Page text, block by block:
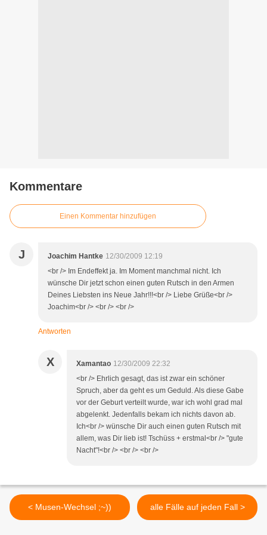
Kommentare
Einen Kommentar hinzufügen
J Joachim Hantke 12/30/2009 12:19
<br /> Im Endeffekt ja. Im Moment manchmal nicht. Ich
wünsche Dir jetzt schon einen guten Rutsch in den Armen
Deines Liebsten ins Neue Jahr!!!<br /> Liebe Grüße<br />
Joachim<br /> <br /> <br />
Antworten
X Xamantao 12/30/2009 22:32
<br /> Ehrlich gesagt, das ist zwar ein schöner
Spruch, aber da geht es um Geduld. Als diese Gabe
vor der Geburt verteilt wurde, war ich wohl grad mal
abgelenkt. Jedenfalls bekam ich nichts davon ab.
Ich<br /> wünsche Dir auch einen guten Rutsch mit
allem, was Dir lieb ist! Tschüss + erstmal<br /> "gute
Nacht"!<br /> <br /> <br />
< Musen-Wechsel ;~)) alle Fälle auf jeden Fall >